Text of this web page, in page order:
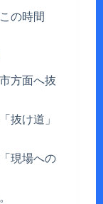
の時間
方面へ抜
抜け道」
現場への